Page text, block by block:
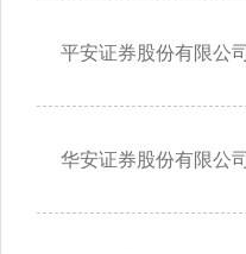
平安证券股份有限公司
华安证券股份有限公司